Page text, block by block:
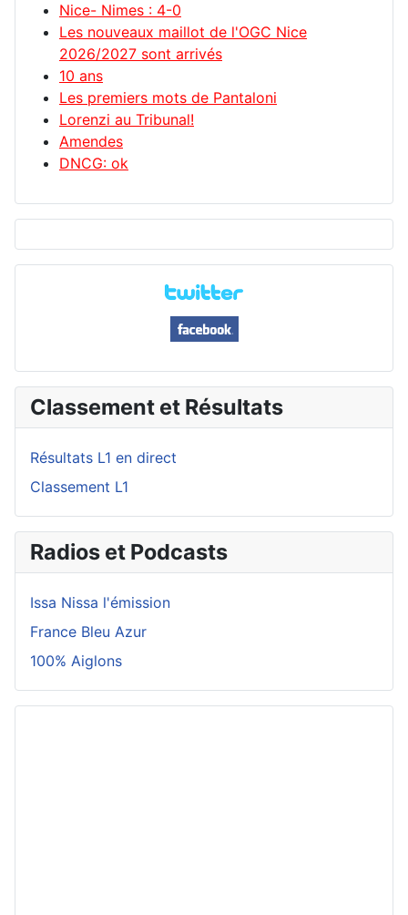
Nice- Nimes : 4-0
Les nouveaux maillot de l'OGC Nice
2026/2027 sont arrivés
10 ans
Les premiers mots de Pantaloni
Lorenzi au Tribunal!
Amendes
DNCG: ok
Classement et Résultats
Résultats L1 en direct
Classement L1
Radios et Podcasts
Issa Nissa l'émission
France Bleu Azur
100% Aiglons